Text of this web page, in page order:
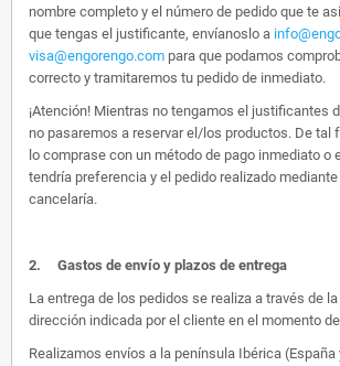
nombre completo y el número de pedido que te
que tengas el justificante, envíanoslo a
visa@engorengo.com para que podamos
correcto y tramitaremos tu pedido de inmediato.
¡Atención! Mientras no tengamos el justificantes
no pasaremos a reservar el/los productos. De tal
lo comprase con un método de pago inmediato o
tendría preferencia y el pedido realizado
cancelaría.
2. Gastos de envío y plazos de entrega
La entrega de los pedidos se realiza a través de
dirección indicada por el cliente en el momento
Realizamos envíos a la península Ibérica (España